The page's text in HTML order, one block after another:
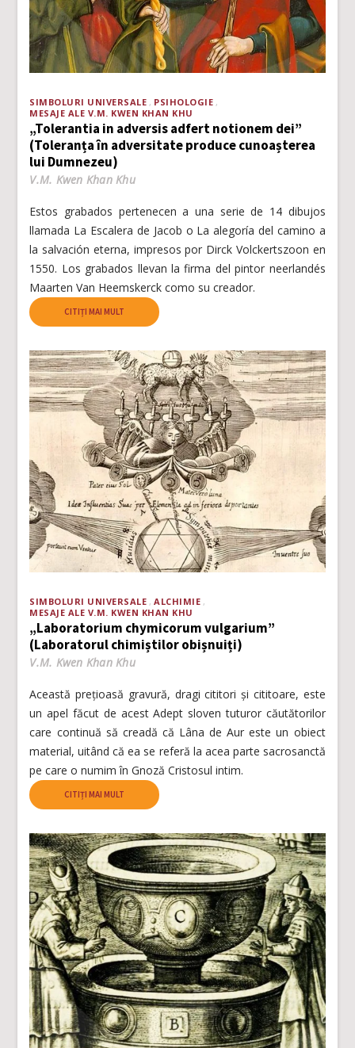
SIMBOLURI UNIVERSALE
PSIHOLOGIE
MESAJE ALE V.M. KWEN KHAN KHU
„Tolerantia in adversis adfert notionem dei”
(Toleranța în adversitate produce cunoașterea
lui Dumnezeu)
V.M. Kwen Khan Khu
Estos grabados pertenecen a una serie de 14 dibujos
llamada La Escalera de Jacob o La alegoría del camino a
la salvación eterna, impresos por Dirck Volckertszoon en
1550. Los grabados llevan la firma del pintor neerlandés
Maarten Van Heemskerck como su creador.
CITIȚI MAI MULT
SIMBOLURI UNIVERSALE
ALCHIMIE
MESAJE ALE V.M. KWEN KHAN KHU
„Laboratorium chymicorum vulgarium”
(Laboratorul chimiștilor obișnuiți)
V.M. Kwen Khan Khu
Această prețioasă gravură, dragi cititori și cititoare, este
un apel făcut de acest Adept sloven tuturor căutătorilor
care continuă să creadă că Lâna de Aur este un obiect
material, uitând că ea se referă la acea parte sacrosanctă
pe care o numim în Gnoză Cristosul intim.
CITIȚI MAI MULT